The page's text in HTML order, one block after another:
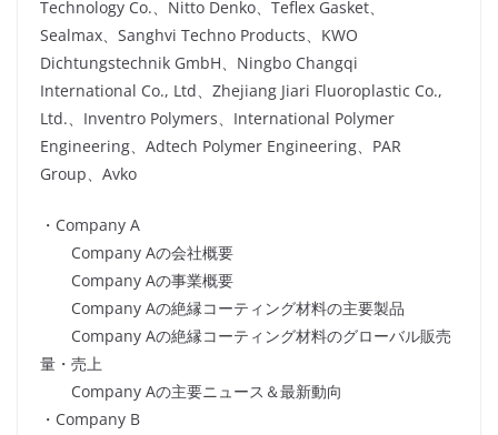
Technology Co.、Nitto Denko、Teflex Gasket、
Sealmax、Sanghvi Techno Products、KWO
Dichtungstechnik GmbH、Ningbo Changqi
International Co., Ltd、Zhejiang Jiari Fluoroplastic Co.,
Ltd.、Inventro Polymers、International Polymer
Engineering、Adtech Polymer Engineering、PAR
Group、Avko
・Company A
Company Aの会社概要
Company Aの事業概要
Company Aの絶縁コーティング材料の主要製品
Company Aの絶縁コーティング材料のグローバル販売
量・売上
Company Aの主要ニュース＆最新動向
・Company B